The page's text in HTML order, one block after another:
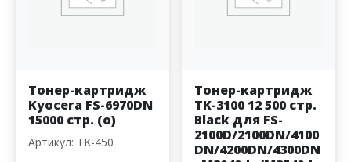
Тонер-картридж
Kyocera FS-6970DN
15000 стр. (o)
Артикул: TK-450
Тонер-картридж
TK-3100 12 500 стр.
Black для FS-
2100D/2100DN/4100
DN/4200DN/4300DN